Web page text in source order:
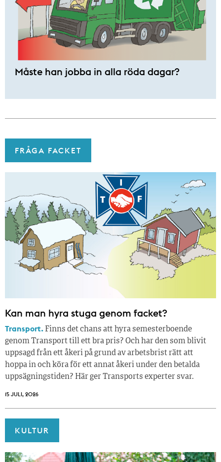
Måste han jobba in alla röda dagar?
FRÅGA FACKET
Kan man hyra stuga genom facket?
Transport. Finns det chans att hyra semesterboende
genom Transport till ett bra pris? Och har den som blivit
uppsagd från ett åkeri på grund av arbetsbrist rätt att
hoppa in och köra för ett annat åkeri under den betalda
uppsägningstiden? Här ger Transports experter svar.
15 JULI, 2026
KULTUR